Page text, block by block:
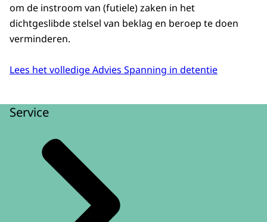
om de instroom van (futiele) zaken in het
dichtgeslibde stelsel van beklag en beroep te doen
verminderen.
Lees het volledige Advies Spanning in detentie
Service